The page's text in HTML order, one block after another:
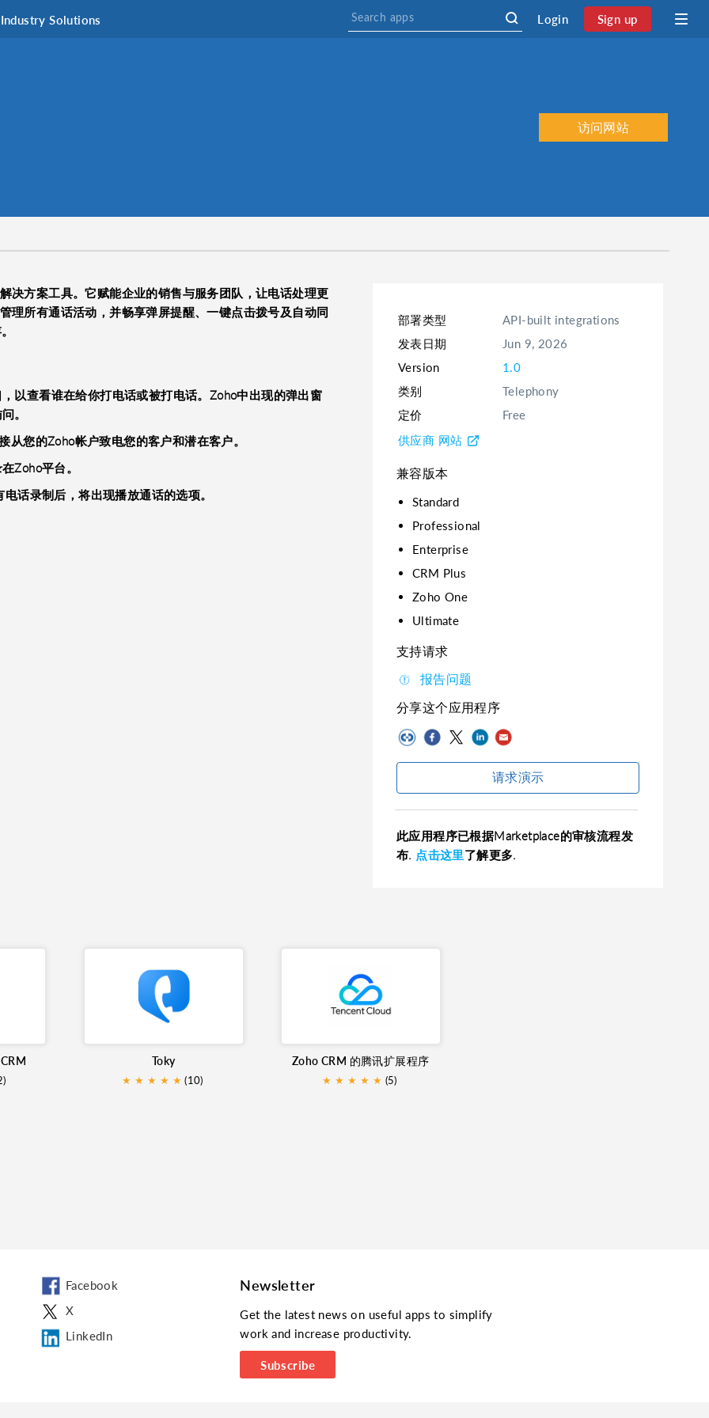
Industry Solutions Login Sign up
访问网站
决方案工具。它赋能企业的销售与服务团队，让电话处理更
理所有通话活动，并畅享弹屏提醒、一键点击拨号及自动同
以查看谁在给你打电话或被打电话。Zoho中出现的弹出窗
。
从您的Zoho帐户致电您的客户和潜在客户。
Zoho平台。
话录制后，将出现播放通话的选项。
部署类型
API-built integrations
发表日期
Jun 9, 2026
Version
1.0
类别
Telephony
定价
Free
供应商 网站
兼容版本
Standard
Professional
Enterprise
CRM Plus
Zoho One
Ultimate
支持请求
报告问题
分享这个应用程序
请求演示
此应用程序已根据Marketplace的审核流程发
布. 点击这里了解更多.
Toky
★ ★ ★ ★ ★ (10)
Zoho CRM 的腾讯扩展程序
★ ★ ★ ★ ★ (5)
Facebook
X
LinkedIn
Newsletter
Get the latest news on useful apps to simplify
work and increase productivity.
Subscribe